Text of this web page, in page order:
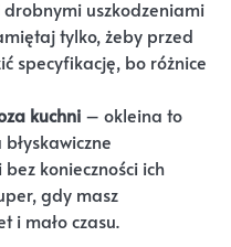
drobnymi uszkodzeniami
tylko, żeby przed
specyfikację, bo różnice
kuchni – okleina to
konieczności ich
gdy masz
i mało czasu.